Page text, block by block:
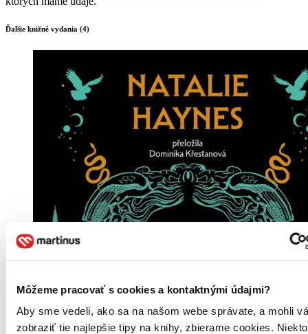
Môžeme pracovať s cookies a kontaktnými údajmi?
Aby sme vedeli, ako sa na našom webe správate, a mohli
zobraziť tie najlepšie tipy na knihy, zbierame cookies.
Ďalšie knižné vydania (4)